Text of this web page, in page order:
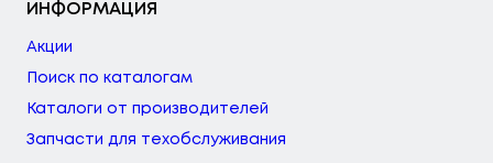
ИНФОРМАЦИЯ
Акции
Поиск по каталогам
Каталоги от производителей
Запчасти для техобслуживания